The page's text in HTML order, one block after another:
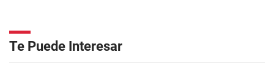
Te Puede Interesar